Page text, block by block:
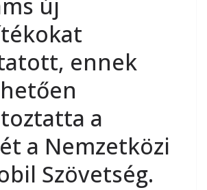
új
ennek
a
a Nemzetközi
Szövetség.